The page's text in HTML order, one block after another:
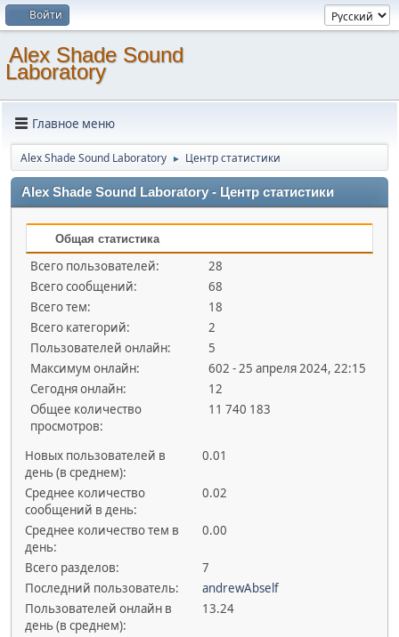
Войти
Alex Shade Sound
Laboratory
Главное меню
Alex Shade Sound Laboratory ► Центр статистики
Alex Shade Sound Laboratory - Центр статистики
Общая статистика
Всего пользователей:
28
Всего сообщений:
68
Всего тем:
18
Всего категорий:
2
Пользователей онлайн:
5
Максимум онлайн:
602 - 25 апреля 2024, 22:15
Сегодня онлайн:
12
Общее количество
просмотров:
11 740 183
Новых пользователей в
день (в среднем):
0.01
Среднее количество
сообщений в день:
0.02
Среднее количество тем в
день:
0.00
Всего разделов:
7
Последний пользователь:
andrewAbself
Пользователей онлайн в
день (в среднем):
13.24